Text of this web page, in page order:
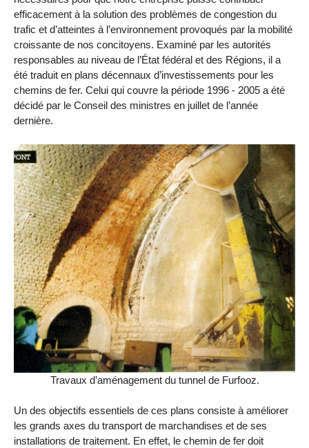
efficacement à la solution des problèmes de congestion du
trafic et d’atteintes à l’environnement provoqués par la mobilité
croissante de nos concitoyens. Examiné par les autorités
responsables au niveau de l’État fédéral et des Régions, il a
été traduit en plans décennaux d’investissements pour les
chemins de fer. Celui qui couvre la période 1996 - 2005 a été
décidé par le Conseil des ministres en juillet de l’année
dernière.
Travaux d’aménagement du tunnel de Furfooz.
Un des objectifs essentiels de ces plans consiste à améliorer
les grands axes du transport de marchandises et de ses
installations de traitement. En effet, le chemin de fer doit